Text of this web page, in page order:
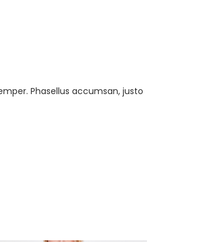
Phasellus accumsan, justo